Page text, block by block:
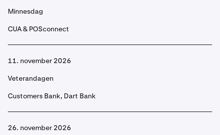
Minnesdag
CUA & POSconnect
11. november 2026
Veterandagen
Customers Bank, Dart Bank
26. november 2026